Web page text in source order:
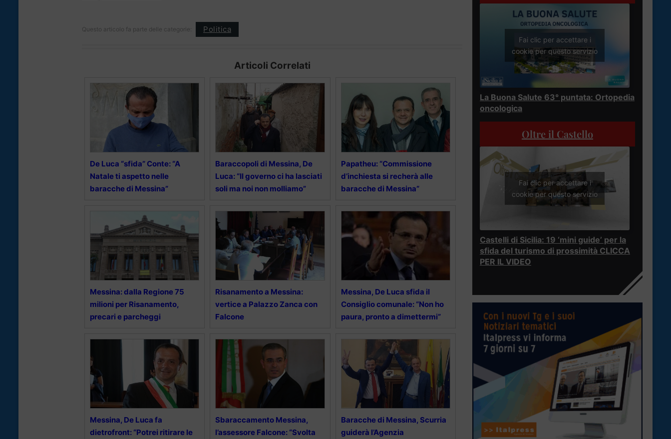
Questo articolo fa parte delle categorie: Politica
Articoli Correlati
De Luca “sfida” Conte: “A
Natale ti aspetto nelle
baracche di Messina”
Baraccopoli di Messina, De
Luca: “Il governo ci ha lasciati
soli ma noi non molliamo”
Papatheu: “Commissione
d’inchiesta si recherà alle
baracche di Messina”
Messina: dalla Regione 75
milioni per Risanamento,
precari e parcheggi
Risanamento a Messina:
vertice a Palazzo Zanca con
Falcone
Messina, De Luca sfida il
Consiglio comunale: “Non ho
paura, pronto a dimettermi”
Messina, De Luca fa
dietrofront: “Potrei ritirare le
Sbaraccamento Messina,
l’assessore Falcone: “Svolta
Baracche di Messina, Scurria
guiderà l’Agenzia
Fai clic per accettare i
cookie per questo servizio
La Buona Salute 63° puntata: Ortopedia
oncologica
Oltre il Castello
Fai clic per accettare i
cookie per questo servizio
Castelli di Sicilia: 19 ‘mini guide’ per la
sfida del turismo di prossimità CLICCA
PER IL VIDEO